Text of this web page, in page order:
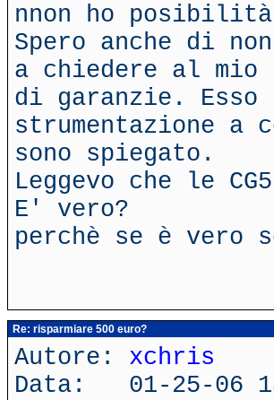
nnon ho
Spero anche di
a chiedere al
di garanzie.
strumentazione a
sono spiegato.
Leggevo che le
E' vero?
perchè se è vero
Re: risparmiare 500 euro?
Autore: xchris
Data: 01-25-06